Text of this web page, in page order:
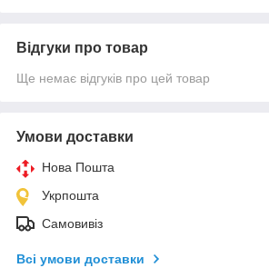
Відгуки про товар
Ще немає відгуків про цей товар
Умови доставки
Нова Пошта
Укрпошта
Самовивіз
Всі умови доставки